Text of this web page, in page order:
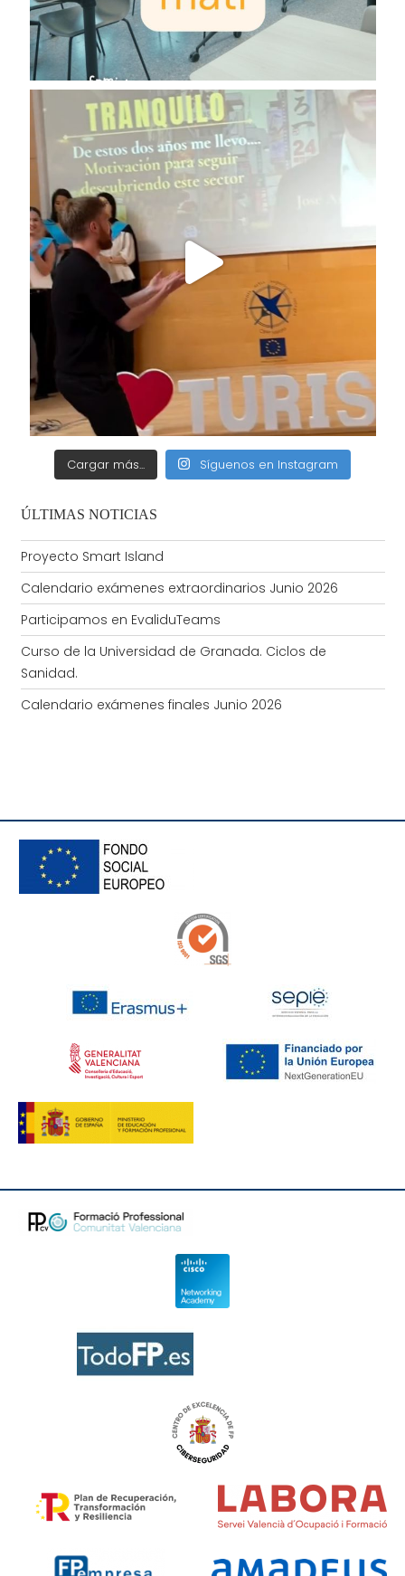
Cargar más... Síguenos en Instagram
ÚLTIMAS NOTICIAS
Proyecto Smart Island
Calendario exámenes extraordinarios Junio 2026
Participamos en EvaliduTeams
Curso de la Universidad de Granada. Ciclos de
Sanidad.
Calendario exámenes finales Junio 2026